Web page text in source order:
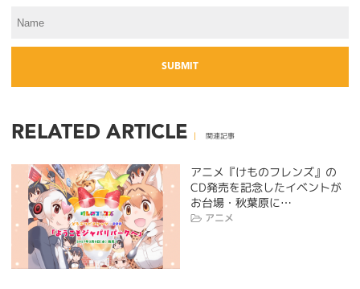
RELATED ARTICLE 関連記事
アニメ『けものフレンズ』の
CD発売を記念したイベントが
お台場・秋葉原に…
アニメ